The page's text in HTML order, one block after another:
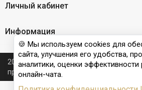
Личный кабинет
Информация
2026 © Nail Club professional -
производителя бренда для
🍪 Мы используем cookies для
сайта, улучшения его удобства,
аналитики, оценки
онлайн-чата.